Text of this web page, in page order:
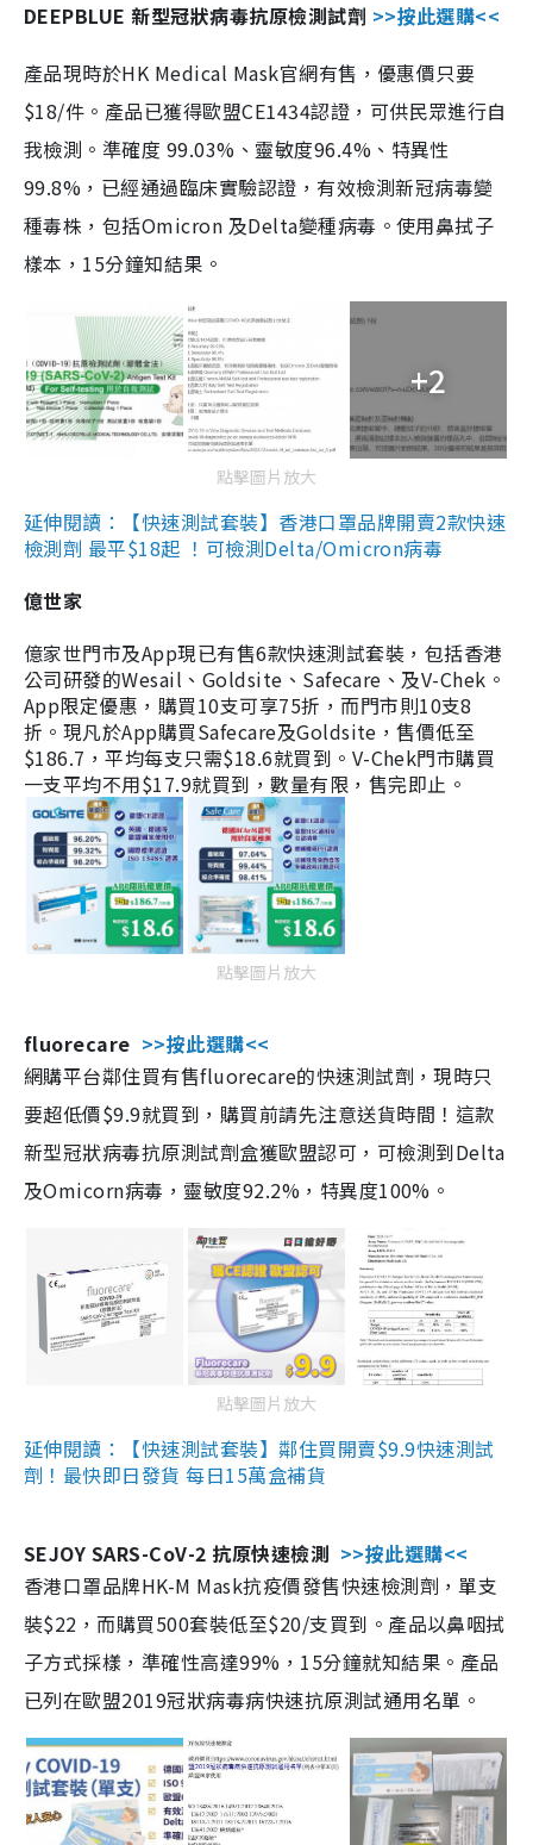
DEEPBLUE 新型冠狀病毒抗原檢測試劑 >>按此選購<<
產品現時於HK Medical Mask官網有售，優惠價只要
$18/件。產品已獲得歐盟CE1434認證，可供民眾進行自
我檢測。準確度 99.03%、靈敏度96.4%、特異性
99.8%，已經通過臨床實驗認證，有效檢測新冠病毒變
種毒株，包括Omicron 及Delta變種病毒。使用鼻拭子
樣本，15分鐘知結果。
+2
點擊圖片放大
延伸閱讀：【快速測試套裝】香港口罩品牌開賣2款快速
檢測劑 最平$18起 ！可檢測Delta/Omicron病毒
億世家
億家世門市及App現已有售6款快速測試套裝，包括香港
公司研發的Wesail、Goldsite、Safecare、及V-Chek。
App限定優惠，購買10支可享75折，而門市則10支8
折。現凡於App購買Safecare及Goldsite，售價低至
$186.7，平均每支只需$18.6就買到。V-Chek門市購買
一支平均不用$17.9就買到，數量有限，售完即止。
點擊圖片放大
fluorecare >>按此選購<<
網購平台鄰住買有售fluorecare的快速測試劑，現時只
要超低價$9.9就買到，購買前請先注意送貨時間！這款
新型冠狀病毒抗原測試劑盒獲歐盟認可，可檢測到Delta
及Omicorn病毒，靈敏度92.2%，特異度100%。
點擊圖片放大
延伸閱讀：【快速測試套裝】鄰住買開賣$9.9快速測試
劑！最快即日發貨 每日15萬盒補貨
SEJOY SARS-CoV-2 抗原快速檢測 >>按此選購<<
香港口罩品牌HK-M Mask抗疫價發售快速檢測劑，單支
裝$22，而購買500套裝低至$20/支買到。產品以鼻咽拭
子方式採樣，準確性高達99%，15分鐘就知結果。產品
已列在歐盟2019冠狀病毒病快速抗原測試通用名單。